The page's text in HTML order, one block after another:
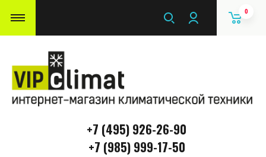
0
+7 (495) 926-26-90
+7 (985) 999-17-50